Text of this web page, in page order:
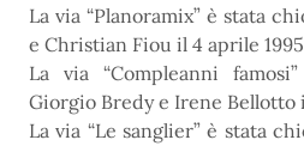
La via “Planoramix” è stata
e Christian Fiou il 4 aprile 1995
La via “Compleanni
Giorgio Bredy e Irene Bellotto
La via “Le sanglier” è stata